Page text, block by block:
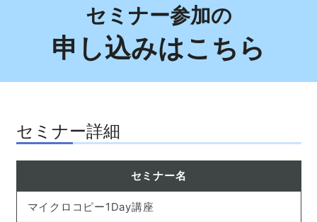
セミナー参加の
申し込みはこちら
セミナー詳細
セミナー名
マイクロコピー1Day講座